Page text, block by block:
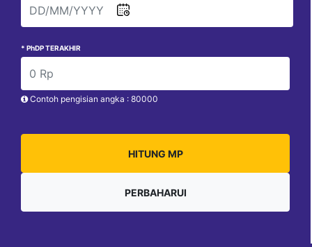
* PhDP TERAKHIR
Contoh pengisian angka : 80000
HITUNG MP
PERBAHARUI